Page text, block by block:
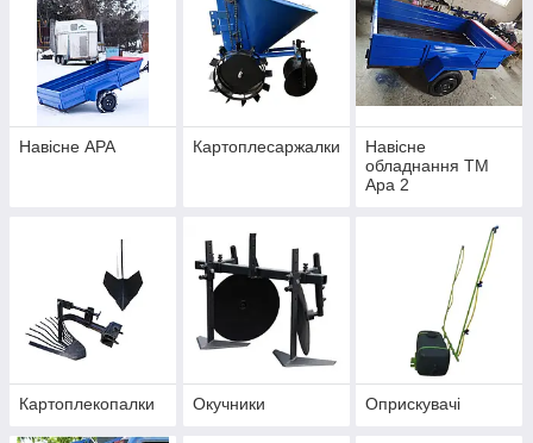
Навісне АРА Картоплесаржалки
Навісне
обладнання ТМ
Ара 2
Картоплекопалки Окучники Оприскувачі